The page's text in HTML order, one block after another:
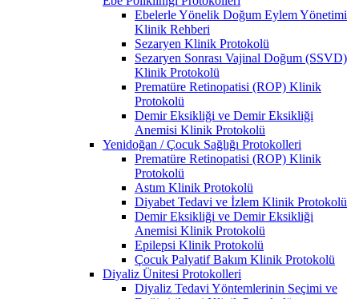
Ebelerle Yönelik Doğum Eylem Yönetimi
Klinik Rehberi
Sezaryen Klinik Protokolü
Sezaryen Sonrası Vajinal Doğum (SSVD)
Klinik Protokolü
Prematüre Retinopatisi (ROP) Klinik
Protokolü
Demir Eksikliği ve Demir Eksikliği
Anemisi Klinik Protokolü
Yenidoğan / Çocuk Sağlığı Protokolleri
Prematüre Retinopatisi (ROP) Klinik
Protokolü
Astım Klinik Protokolü
Diyabet Tedavi ve İzlem Klinik Protokolü
Demir Eksikliği ve Demir Eksikliği
Anemisi Klinik Protokolü
Epilepsi Klinik Protokolü
Çocuk Palyatif Bakım Klinik Protokolü
Diyaliz Ünitesi Protokolleri
Diyaliz Tedavi Yöntemlerinin Seçimi ve